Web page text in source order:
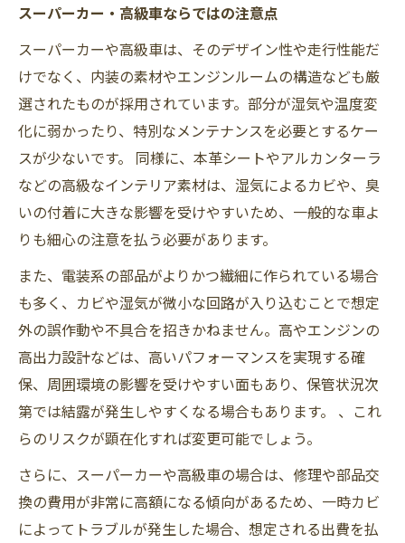
スーパーカー・高級車ならではの注意点
スーパーカーや高級車は、そのデザイン性や走行性能だ
けでなく、内装の素材やエンジンルームの構造なども厳
選されたものが採用されています。部分が湿気や温度変
化に弱かったり、特別なメンテナンスを必要とするケー
スが少ないです。 同様に、本革シートやアルカンターラ
などの高級なインテリア素材は、湿気によるカビや、臭
いの付着に大きな影響を受けやすいため、一般的な車よ
りも細心の注意を払う必要があります。
また、電装系の部品がよりかつ繊細に作られている場合
も多く、カビや湿気が微小な回路が入り込むことで想定
外の誤作動や不具合を招きかねません。高やエンジンの
高出力設計などは、高いパフォーマンスを実現する確
保、周囲環境の影響を受けやすい面もあり、保管状況次
第では結露が発生しやすくなる場合もあります。 、これ
らのリスクが顕在化すれば変更可能でしょう。
さらに、スーパーカーや高級車の場合は、修理や部品交
換の費用が非常に高額になる傾向があるため、一時カビ
によってトラブルが発生した場合、想定される出費を払